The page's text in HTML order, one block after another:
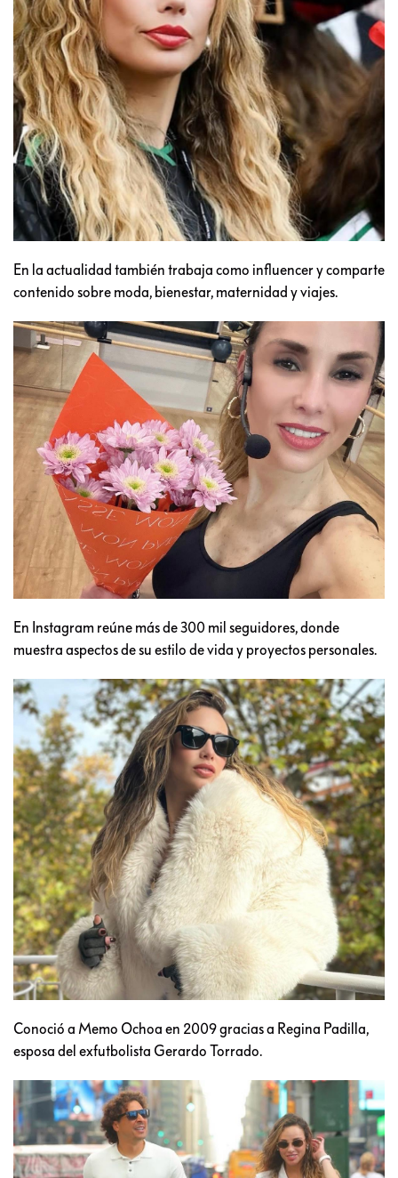
En la actualidad también trabaja como influencer y comparte
contenido sobre moda, bienestar, maternidad y viajes.
En Instagram reúne más de 300 mil seguidores, donde
muestra aspectos de su estilo de vida y proyectos personales.
Conoció a Memo Ochoa en 2009 gracias a Regina Padilla,
esposa del exfutbolista Gerardo Torrado.